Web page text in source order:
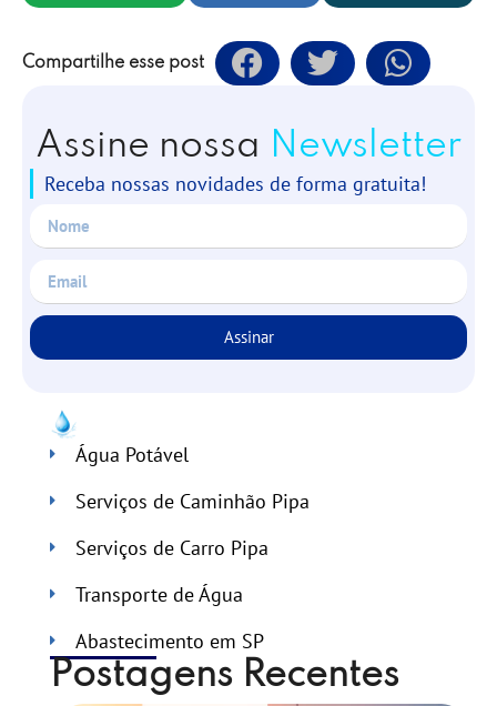
Compartilhe esse post
Assine nossa Newsletter
Receba nossas novidades de forma gratuita!
Assinar
Água Potável
Serviços de Caminhão Pipa
Serviços de Carro Pipa
Transporte de Água
Abastecimento em SP
Postagens Recentes